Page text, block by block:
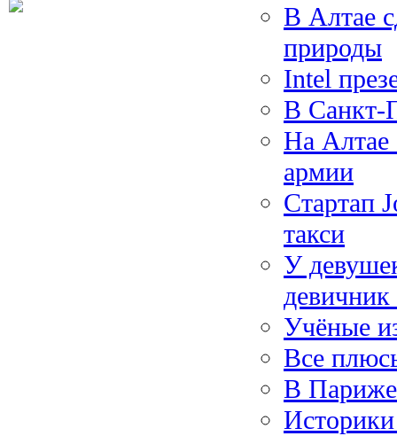
В Алтае
природы
Intel
В Санкт-
На Алтае
армии
Стартап
такси
У
Учёные
Все
В Париже